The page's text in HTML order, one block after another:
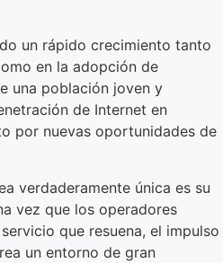
un rápido crecimiento tanto
en la adopción de
una población joven y
de Internet en
por nuevas oportunidades de
verdaderamente única es su
vez que los operadores
que resuena, el impulso
un entorno de gran